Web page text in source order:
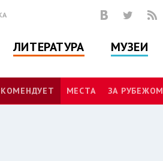
ЛИТЕРАТУРА МУЗЕИ
МЕСТА ЗА РУБЕЖОМ